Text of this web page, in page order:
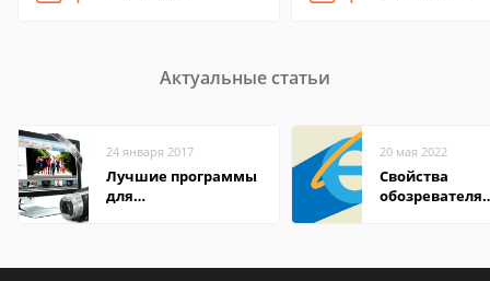
Актуальные статьи
24 января 2017
Лучшие программы
для
20 мая 2022
Свойства
обозревателя